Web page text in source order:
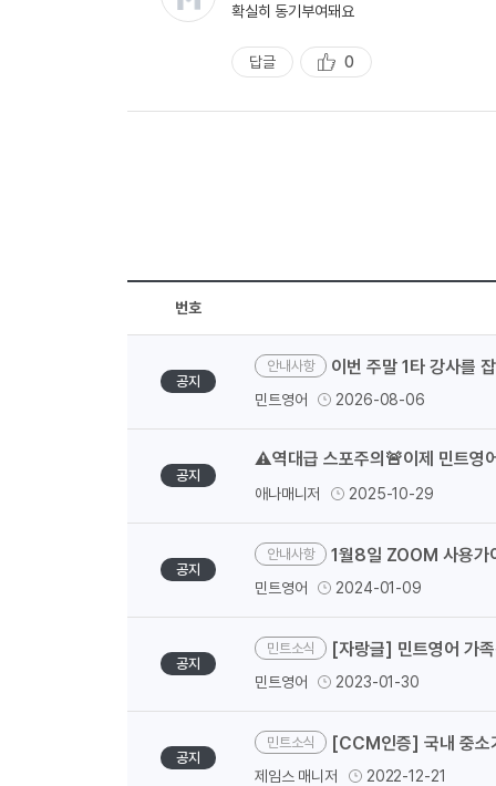
확실히 동기부여돼요
답글
추
천
0
번호
공지
안내사항 이번 주말 1타 강사를
민트영어 2026-08-06
공지
⚠️역대급 스포주의🚨이제 민트영
애나매니저 2025-10-29
공지
안내사항 1월8일 ZOOM 사용가
민트영어 2024-01-09
공지
민트소식 [자랑글] 민트영어 가
민트영어 2023-01-30
공지
민트소식 [CCM인증] 국내 중소
제임스 매니저 2022-12-21